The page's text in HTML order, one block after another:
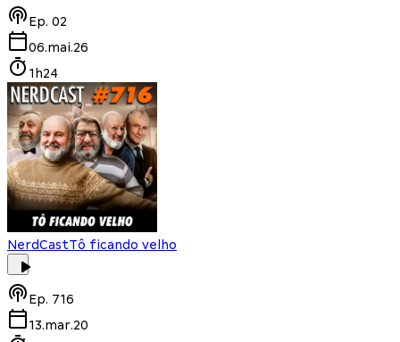
Ep. 02
06.mai.26
1h24
NerdCastTô ficando velho
Ep. 716
13.mar.20